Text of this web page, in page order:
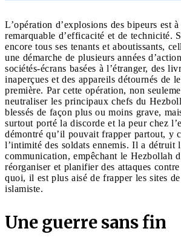
L’opération d’explosions des bipeurs est à
remarquable d’efficacité et de technicité.
encore tous ses tenants et aboutissants,
une démarche de plusieurs années
sociétés-écrans basées à l’étranger, des
inaperçues et des appareils détournés de
première. Par cette opération, non
neutraliser les principaux chefs du
blessés de façon plus ou moins grave,
surtout porté la discorde et la peur chez
démontré qu’il pouvait frapper partout, y
l’intimité des soldats ennemis. Il a détruit
communication, empêchant le Hezbollah
réorganiser et planifier des attaques
quoi, il est plus aisé de frapper les sites
islamiste.
Une guerre sans fin